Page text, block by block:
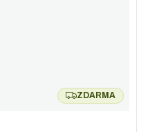
ZDARMA
ZDARMA